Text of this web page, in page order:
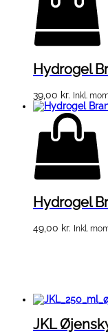
Hydrogel
39,00 kr. Inkl.
Hydrogel
49,00 kr. Inkl.
JKL